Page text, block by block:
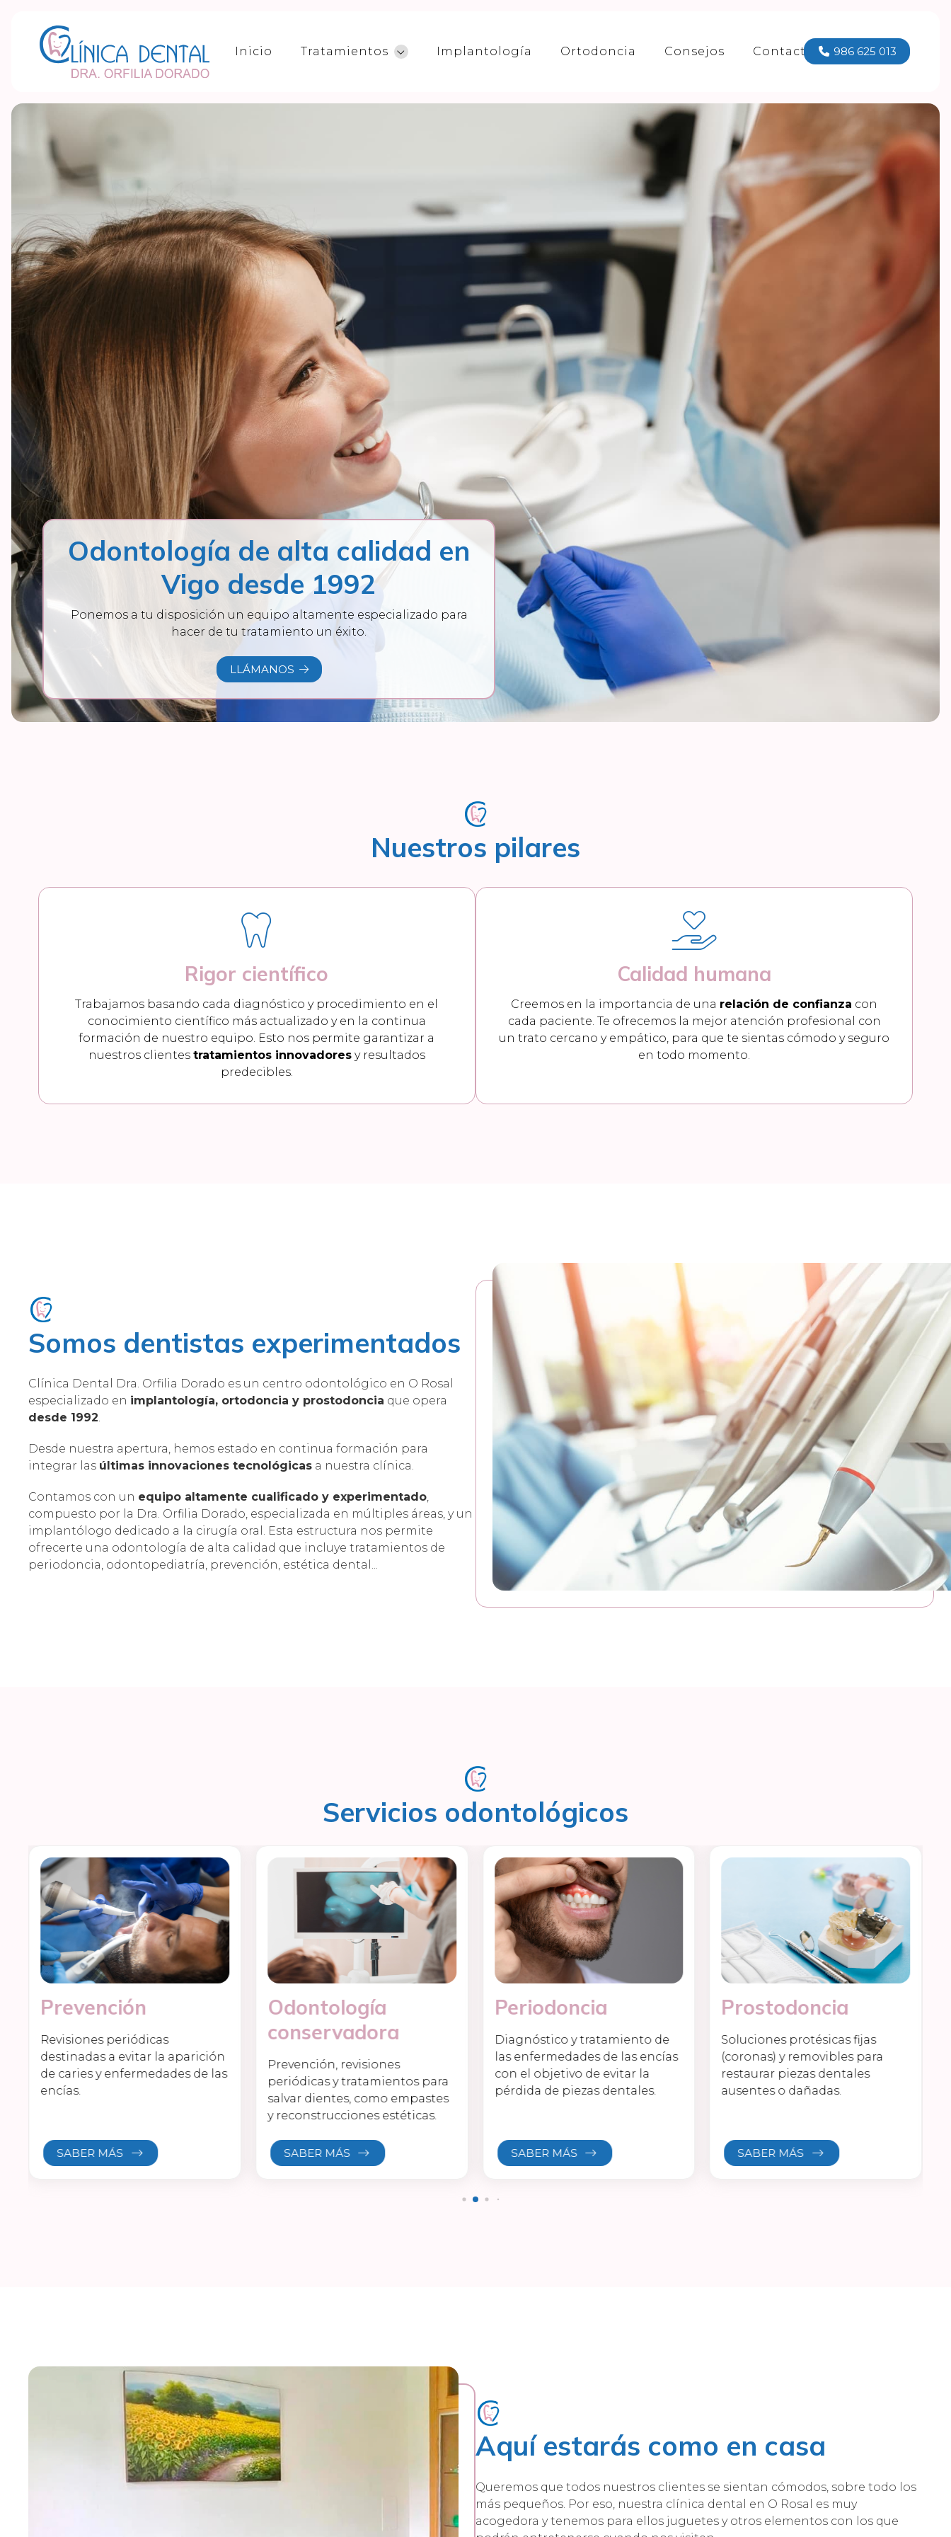
Inicio Tratamientos Implantología Ortodoncia Consejos Contacto 986 625 013
Odontología de alta calidad en
Vigo desde 1992
Ponemos a tu disposición un equipo altamente especializado para
hacer de tu tratamiento un éxito.
LLÁMANOS
Nuestros pilares
Rigor científico
Trabajamos basando cada diagnóstico y procedimiento en el
conocimiento científico más actualizado y en la continua
formación de nuestro equipo. Esto nos permite garantizar a
nuestros clientes tratamientos innovadoresy resultados
predecibles.
Calidad humana
Creemos en la importancia de una relación de confianza con
cada paciente. Te ofrecemos la mejor atención profesional con
un trato cercano y empático, para que te sientas cómodo y seguro
en todo momento.
Somos dentistas experimentados
Clínica Dental Dra. Orfilia Dorado es un centro odontológico en O Rosal
especializado en implantología, ortodoncia y prostodoncia que opera
desde 1992.
Desde nuestra apertura, hemos estado en continua formación para
integrar las últimas innovaciones tecnológicas a nuestra clínica.
Contamos con un equipo altamente cualificado y experimentado,
compuesto por la Dra. Orfilia Dorado, especializada en múltiples áreas, y un
implantólogo dedicado a la cirugía oral. Esta estructura nos permite
ofrecerte una odontología de alta calidad que incluye tratamientos de
periodoncia, odontopediatría, prevención, estética dental...
Servicios odontológicos
Prevención
Revisiones periódicas
destinadas a evitar la aparición
de caries y enfermedades de las
encías.
SABER MÁS
Odontología
conservadora
Prevención, revisiones
periódicas y tratamientos para
salvar dientes, como empastes
y reconstrucciones estéticas.
SABER MÁS
Periodoncia
Diagnóstico y tratamiento de
las enfermedades de las encías
con el objetivo de evitar la
pérdida de piezas dentales.
SABER MÁS
Prostodoncia
Soluciones protésicas fijas
(coronas) y removibles para
restaurar piezas dentales
ausentes o dañadas.
SABER MÁS
Aquí estarás como en casa
Queremos que todos nuestros clientes se sientan cómodos, sobre todo los
más pequeños. Por eso, nuestra clínica dental en O Rosal es muy
acogedora y tenemos para ellos juguetes y otros elementos con los que